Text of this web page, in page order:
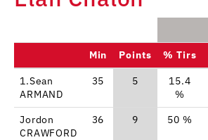
Min
Points % Tirs
1.Sean
ARMAND
35 5
15.4
%
Jordon
CRAWFORD
36 9 50 %